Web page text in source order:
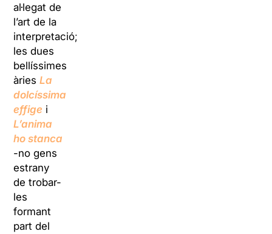
al·legat de
l’art de la
interpretació;
les dues
bellíssimes
àriesLa
dolcíssima
effige i
L’anima
ho stanca
-no gens
estrany
de trobar-
les
formant
part del